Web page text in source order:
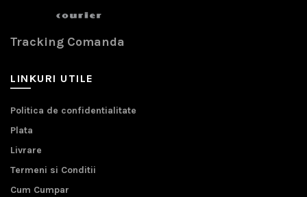
Tracking Comanda
LINKURI UTILE
Politica de confidentialitate
Plata
Livrare
Termeni si Conditii
Cum Cumpar